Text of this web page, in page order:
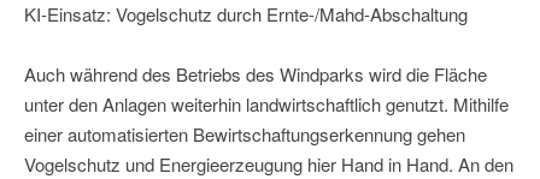
KI-Einsatz: Vogelschutz durch Ernte-/Mahd-Abschaltung
Auch während des Betriebs des Windparks wird die Fläche
unter den Anlagen weiterhin landwirtschaftlich genutzt. Mithilfe
einer automatisierten Bewirtschaftungserkennung gehen
Vogelschutz und Energieerzeugung hier Hand in Hand. An den